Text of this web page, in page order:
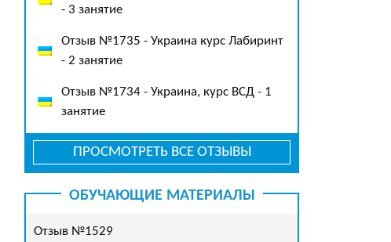
- 3 занятие
Отзыв №1735 - Украина курс Лабиринт
- 2 занятие
Отзыв №1734 - Украина, курс ВСД - 1
занятие
ПРОСМОТРЕТЬ ВСЕ ОТЗЫВЫ
ОБУЧАЮЩИЕ МАТЕРИАЛЫ
Отзыв №1529